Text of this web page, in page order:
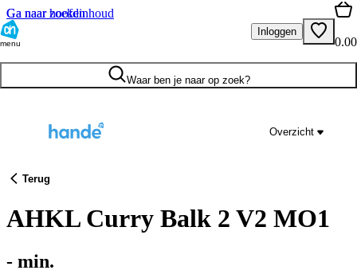
Ga naar hoofdinhoud
Ga naar zoeken
menu
Inloggen
0.00
Waar ben je naar op zoek?
Overzicht
Terug
AHKL Curry Balk 2 V2 MO1
- min.